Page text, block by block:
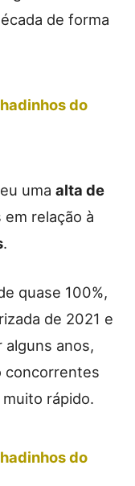
de forma
do
uma alta de
relação à
.
quase 100%,
de 2021 e
alguns anos,
concorrentes
rápido.
do